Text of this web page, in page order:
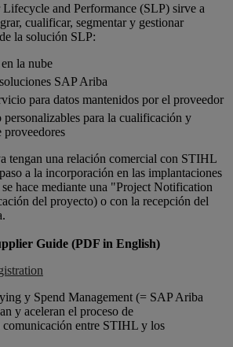
and Performance (SLP) sirve a
cualificar, segmentar y gestionar
la solución SLP:
la nube
SAP Ariba
para datos mantenidos por el proveedor
personalizables para la cualificación y
proveedores
tengan una relación comercial con STIHL
a la incorporación en las implantaciones
hace mediante una "Project Notification
del proyecto) o con la recepción del
Guide (PDF in English)
y Spend Management (= SAP Ariba
y aceleran el proceso de
entre STIHL y los